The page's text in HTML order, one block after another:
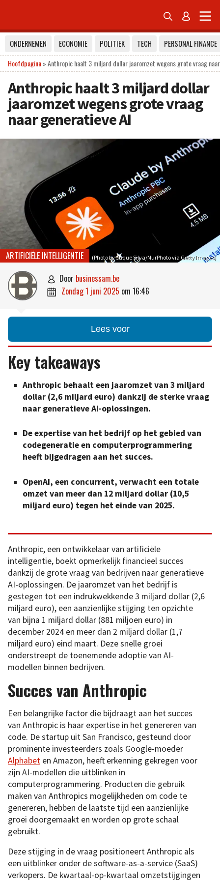
 
ONDERNEMEN ECONOMIE POLITIEK TECH
PERSONAL FINANCE
Hoofdpagina»Anthropic haalt 3 miljard dollar jaaromzet wegens grote vraag
Anthropic haalt 3 miljard dollar
jaaromzet wegens grote vraag
naar generatieve AI
(Photo by Jaque Silva/NurPhoto via Getty Images)
ARTIFICIËLE INTELLIGENTIE
 door businessam.be
 zondag 1 juni 2025 om 16:46
Lees voor
Key takeaways
Anthropic behaalt een jaaromzet van 3 miljard
dollar (2,6 miljard euro) dankzij de sterke vraag
naar generatieve AI-oplossingen.
De expertise van het bedrijf op het gebied van
codegeneratie en computerprogrammering
heeft bijgedragen aan het succes.
OpenAI, een concurrent, verwacht een totale
omzet van meer dan 12 miljard dollar (10,5
miljard euro) tegen het einde van 2025.
Anthropic, een ontwikkelaar van artificiële
intelligentie, boekt opmerkelijk financieel succes
dankzij de grote vraag van bedrijven naar generatieve
AI-oplossingen. De jaaromzet van het bedrijf is
gestegen tot een indrukwekkende 3 miljard dollar (2,6
miljard euro), een aanzienlijke stijging ten opzichte
van bijna 1 miljard dollar (881 miljoen euro) in
december 2024 en meer dan 2 miljard dollar (1,7
miljard euro) eind maart. Deze snelle groei
onderstreept de toenemende adoptie van AI-
modellen binnen bedrijven.
Succes van Anthropic
Een belangrijke factor die bijdraagt aan het succes
van Anthropic is haar expertise in het genereren van
code. De startup uit San Francisco, gesteund door
prominente investeerders zoals Google-moeder
Alphabet en Amazon, heeft erkenning gekregen voor
zijn AI-modellen die uitblinken in
computerprogrammering. Producten die gebruik
maken van Anthropics mogelijkheden om code te
genereren, hebben de laatste tijd een aanzienlijke
groei doorgemaakt en worden op grote schaal
gebruikt.
Deze stijging in de vraag positioneert Anthropic als
een uitblinker onder de software-as-a-service (SaaS)
verkopers. De kwartaal-op-kwartaal omzetstijgingen